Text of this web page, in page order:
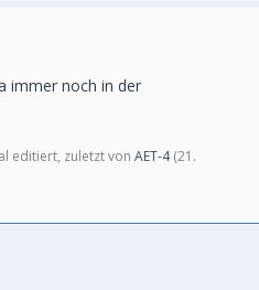
immer noch in der
editiert, zuletzt von AET-4(21.